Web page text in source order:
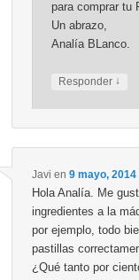
para comprar tu
Un abrazo,
Analía BLanco.
Responder ↓
Javi en 9 mayo, 2014
Hola Analía. Me
ingredientes a la
por ejemplo, todo
pastillas
¿Qué tanto por